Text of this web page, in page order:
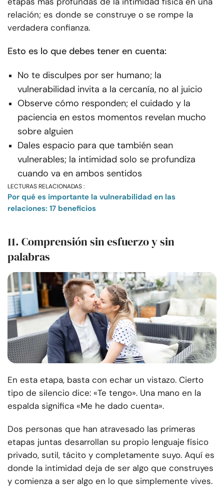
relación; es donde se construye o se rompe la
verdadera confianza.
Esto es lo que debes tener en cuenta:
No te disculpes por ser humano; la
vulnerabilidad invita a la cercanía, no al juicio
Observe cómo responden; el cuidado y la
paciencia en estos momentos revelan mucho
sobre alguien
Dales espacio para que también sean
vulnerables; la intimidad solo se profundiza
cuando va en ambos sentidos
LECTURAS RELACIONADAS :
Por qué es importante la vulnerabilidad en las
relaciones: 17 beneficios
11. Comprensión sin esfuerzo y sin
palabras
En esta etapa, basta con echar un vistazo. Cierto
tipo de silencio dice: «Te tengo». Una mano en la
espalda significa «Me he dado cuenta».
Dos personas que han atravesado las primeras
etapas juntas desarrollan su propio lenguaje físico
privado, sutil, tácito y completamente suyo. Aquí es
donde la intimidad deja de ser algo que construyes
y comienza a ser algo en lo que simplemente vives.